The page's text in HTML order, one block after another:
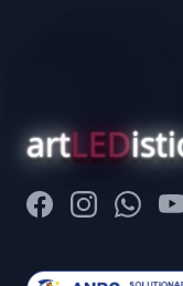
artLED
FacebookInstagram